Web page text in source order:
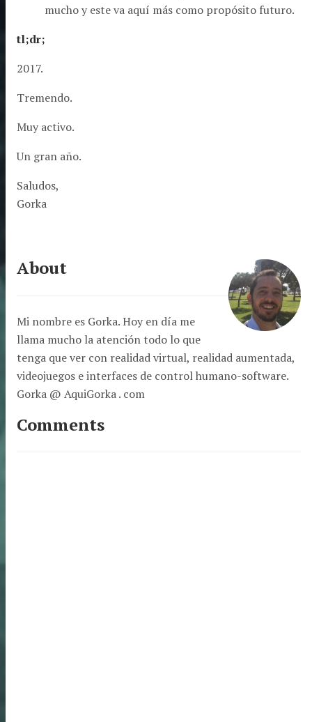
mucho y este va aquí más como propósito futuro.
tl;dr;
2017.
Tremendo.
Muy activo.
Un gran año.
Saludos,
Gorka
About
Mi nombre es Gorka. Hoy en día me
llama mucho la atención todo lo que
tenga que ver con realidad virtual, realidad aumentada,
videojuegos e interfaces de control humano-software.
Gorka @ AquiGorka . com
Comments